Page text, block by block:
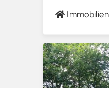
Immobilien